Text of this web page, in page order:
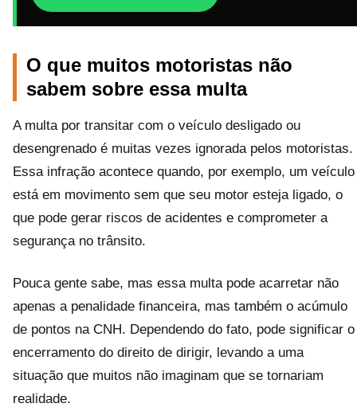
O que muitos motoristas não
sabem sobre essa multa
A multa por transitar com o veículo desligado ou
desengrenado é muitas vezes ignorada pelos motoristas.
Essa infração acontece quando, por exemplo, um veículo
está em movimento sem que seu motor esteja ligado, o
que pode gerar riscos de acidentes e comprometer a
segurança no trânsito.
Pouca gente sabe, mas essa multa pode acarretar não
apenas a penalidade financeira, mas também o acúmulo
de pontos na CNH. Dependendo do fato, pode significar o
encerramento do direito de dirigir, levando a uma
situação que muitos não imaginam que se tornariam
realidade.